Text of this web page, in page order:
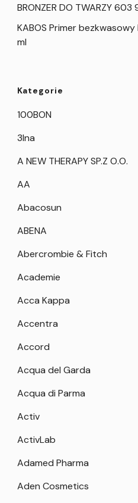
BRONZER DO TWARZY 603
KABOS Primer
ml
Kategorie
100BON
3Ina
A NEW THERAPY SP.Z O.O.
AA
Abacosun
ABENA
Abercrombie & Fitch
Academie
Acca Kappa
Accentra
Accord
Acqua del Garda
Acqua di Parma
Activ
ActivLab
Adamed Pharma
Aden Cosmetics